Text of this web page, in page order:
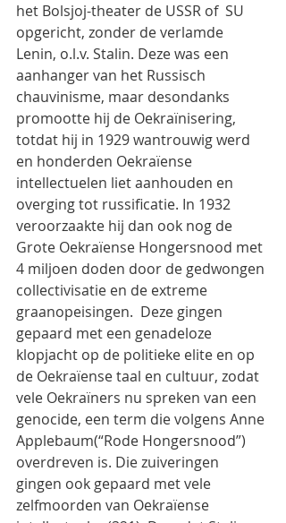
het Bolsjoj-theater de USSR of  SU
opgericht, zonder de verlamde
Lenin, o.l.v. Stalin. Deze was een
aanhanger van het Russisch
chauvinisme, maar desondanks
promootte hij de Oekraïnisering,
totdat hij in 1929 wantrouwig werd
en honderden Oekraïense
intellectuelen liet aanhouden en
overging tot russificatie. In 1932
veroorzaakte hij dan ook nog de
Grote Oekraïense Hongersnood met
4 miljoen doden door de gedwongen
collectivisatie en de extreme
graanopeisingen.  Deze gingen
gepaard met een genadeloze
klopjacht op de politieke elite en op
de Oekraïense taal en cultuur, zodat
vele Oekraïners nu spreken van een
genocide, een term die volgens Anne
Applebaum(“Rode Hongersnood”)
overdreven is. Die zuiveringen
gingen ook gepaard met vele
zelfmoorden van Oekraïense